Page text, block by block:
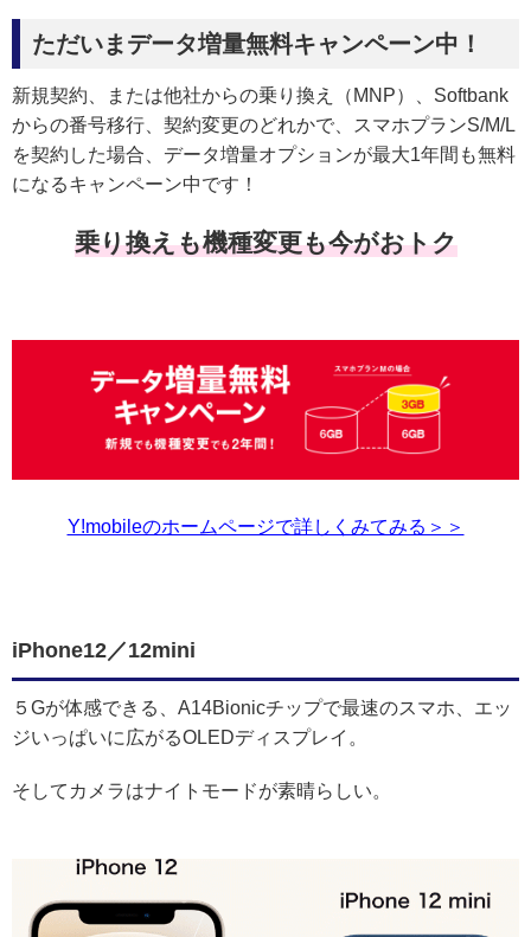
ただいまデータ増量無料キャンペーン中！
新規契約、または他社からの乗り換え（MNP）、Softbank
からの番号移行、契約変更のどれかで、スマホプランS/M/L
を契約した場合、データ増量オプションが最大1年間も無料
になるキャンペーン中です！
乗り換えも機種変更も今がおトク
Y!mobileのホームページで詳しくみてみる＞＞
iPhone12／12mini
５Gが体感できる、A14Bionicチップで最速のスマホ、エッ
ジいっぱいに広がるOLEDディスプレイ。
そしてカメラはナイトモードが素晴らしい。